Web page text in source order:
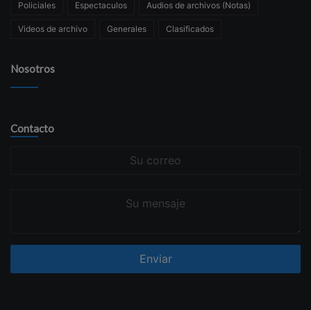
Policiales Espectaculos Audios de archivos (Notas)
Videos de archivo Generales Clasificados
Nosotros
Contacto